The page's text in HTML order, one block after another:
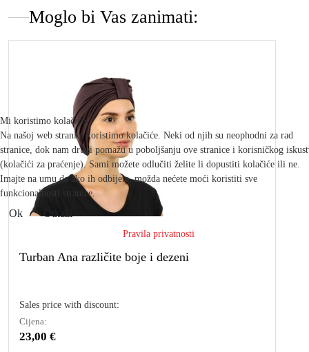
Moglo bi Vas zanimati:
Turban Ana različite boje i dezeni
Sales price with discount:
Cijena:
23,00 €
Mi koristimo kolačiće
Na našoj web stranici koristimo kolačiće. Neki od njih su neophodni za rad
stranice, dok nam drugi pomažu u poboljšanju ove stranice i korisničkog
(kolačići za praćenje). Sami možete odlučiti želite li dopustiti kolačiće ili ne.
Imajte na umu da ako ih odbijete, možda nećete moći koristiti sve
funkcionalnosti stranice.
Ok
Pravila privatnosti